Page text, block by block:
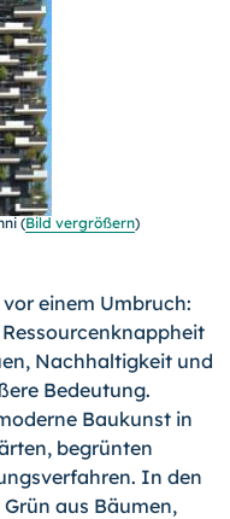
(Bild vergrößern)
einem Umbruch:
Nachhaltigkeit und
Bedeutung.
Baukunst in
be­grünten
In den
aus Bäumen,